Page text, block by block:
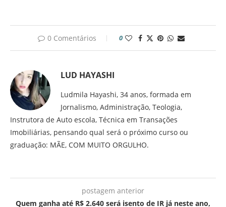
0 Comentários 0
LUD HAYASHI
Ludmila Hayashi, 34 anos, formada em
Jornalismo, Administração, Teologia,
Instrutora de Auto escola, Técnica em Transações
Imobiliárias, pensando qual será o próximo curso ou
graduação: MÃE, COM MUITO ORGULHO.
postagem anterior
Quem ganha até R$ 2.640 será isento de IR já neste ano,